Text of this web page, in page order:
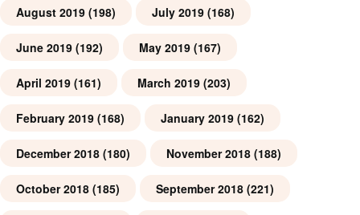
August 2019 (198) July 2019 (168)
June 2019 (192) May 2019 (167)
April 2019 (161) March 2019 (203)
February 2019 (168) January 2019 (162)
December 2018 (180) November 2018 (188)
October 2018 (185) September 2018 (221)